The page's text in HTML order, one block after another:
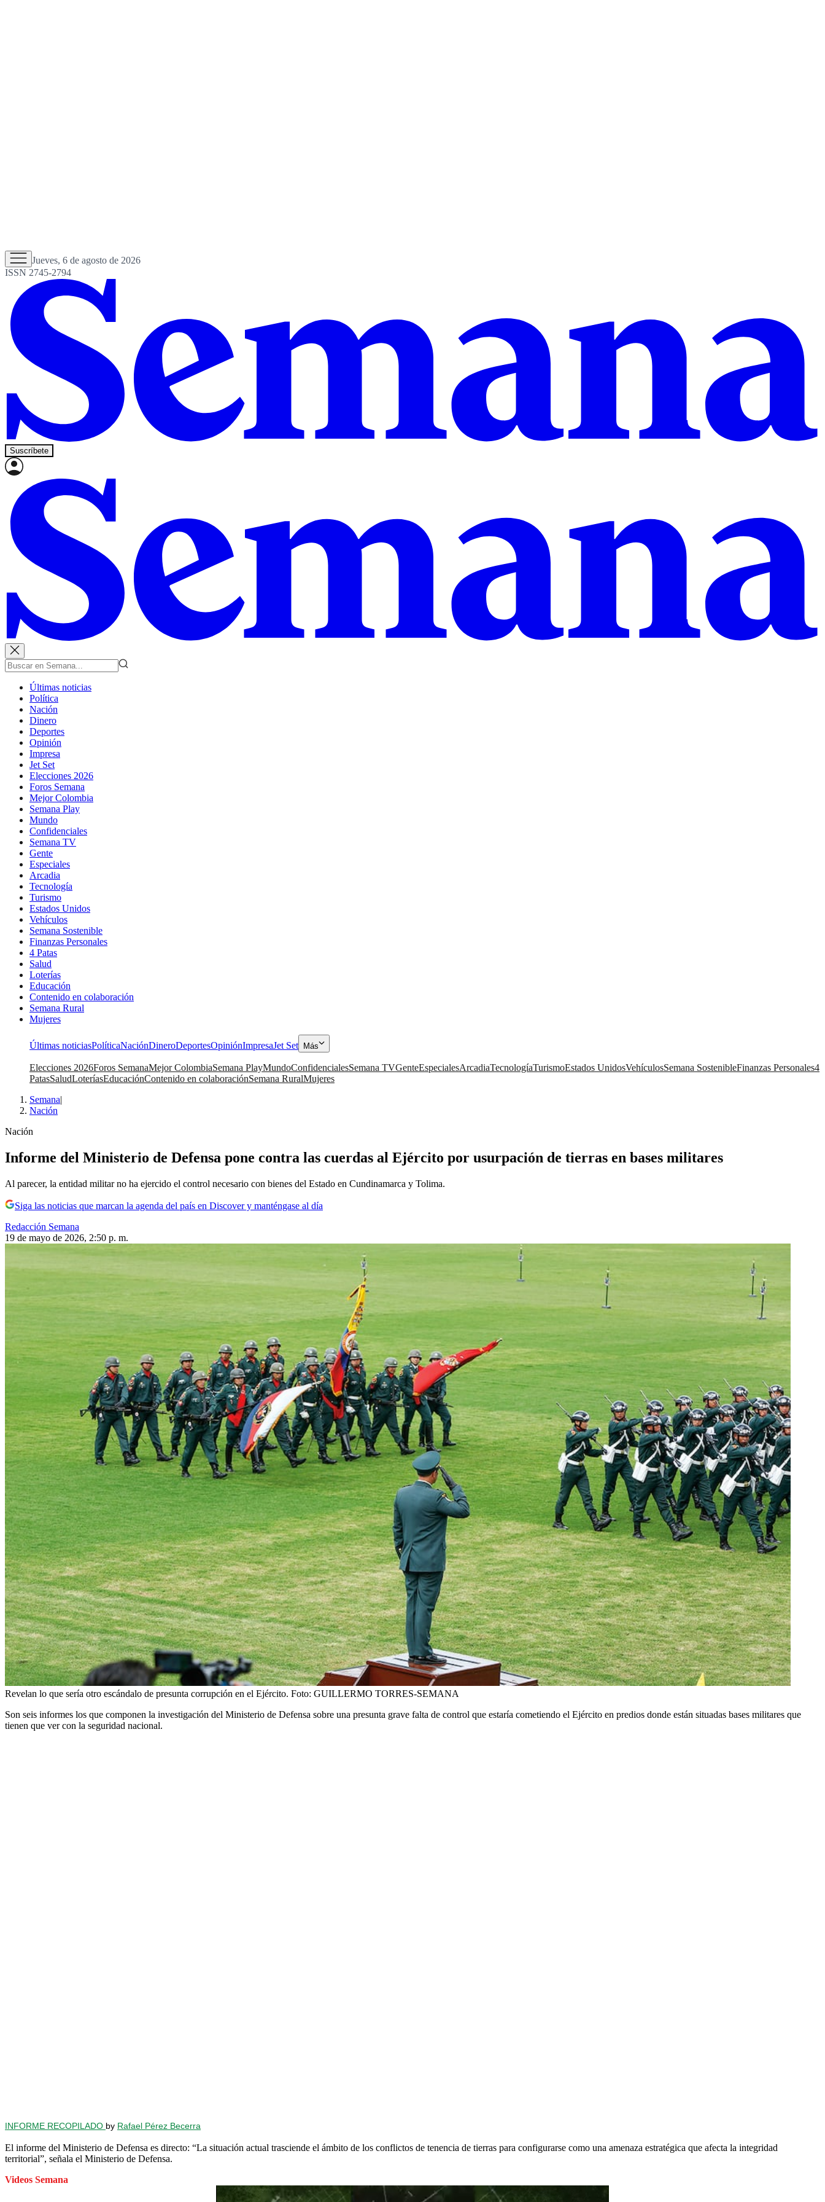
Jueves, 6 de agosto de 2026
ISSN 2745-2794
Suscríbete
Últimas noticias
Política
Nación
Dinero
Deportes
Opinión
Impresa
Jet Set
Elecciones 2026
Foros Semana
Mejor Colombia
Semana Play
Mundo
Confidenciales
Semana TV
Gente
Especiales
Arcadia
Tecnología
Turismo
Estados Unidos
Vehículos
Semana Sostenible
Finanzas Personales
4 Patas
Salud
Loterías
Educación
Contenido en colaboración
Semana Rural
Mujeres
Últimas noticiasPolíticaNaciónDineroDeportesOpiniónImpresaJet Set Más
Elecciones 2026Foros SemanaMejor ColombiaSemana PlayMundoConfidencialesSemana TVGenteEspecialesArcadiaTecnologíaTurismoEstados UnidosVehículosSemana SostenibleFinanzas Personales4
PatasSaludLoteríasEducaciónContenido en colaboraciónSemana RuralMujeres
Semana|
Nación
Nación
Informe del Ministerio de Defensa pone contra las cuerdas al Ejército por usurpación de tierras en bases militares
Al parecer, la entidad militar no ha ejercido el control necesario con bienes del Estado en Cundinamarca y Tolima.
Siga las noticias que marcan la agenda del país en Discover y manténgase al día
Redacción Semana
19 de mayo de 2026, 2:50 p. m.
Revelan lo que sería otro escándalo de presunta corrupción en el Ejército. Foto: GUILLERMO TORRES-SEMANA
Son seis informes los que componen la investigación del Ministerio de Defensa sobre una presunta grave falta de control que estaría cometiendo el Ejército en predios donde están situadas bases militares que
tienen que ver con la seguridad nacional.
INFORME RECOPILADO by Rafael Pérez Becerra
El informe del Ministerio de Defensa es directo: “La situación actual trasciende el ámbito de los conflictos de tenencia de tierras para configurarse como una amenaza estratégica que afecta la integridad
territorial”, señala el Ministerio de Defensa.
Videos Semana